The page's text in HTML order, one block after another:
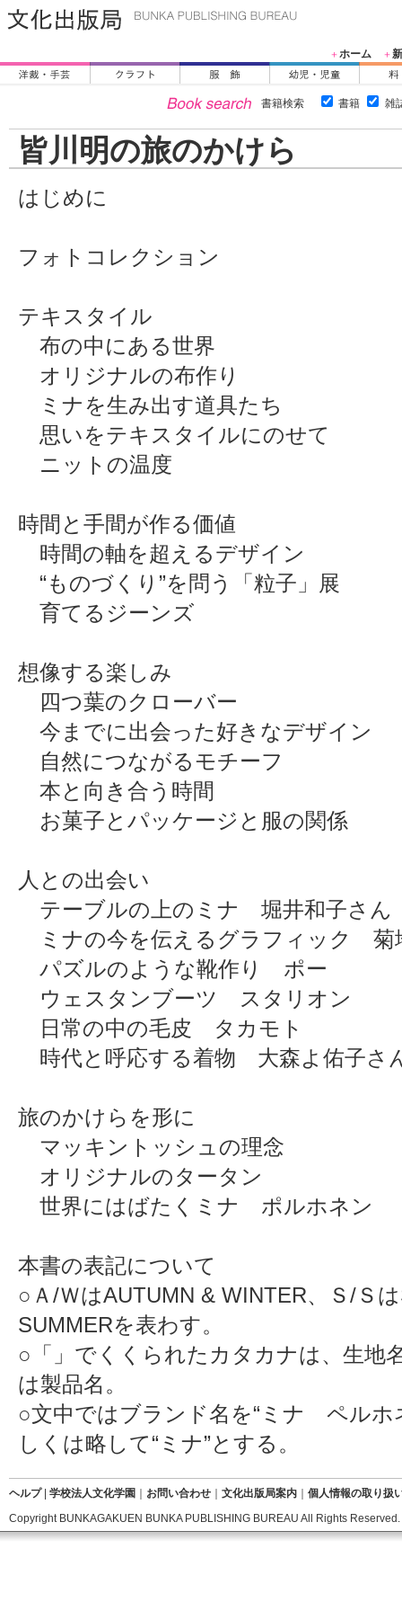
＋ホーム ＋
書籍検索 書籍 雑
皆川明の旅のかけら
はじめに
フォトコレクション
テキスタイル
布の中にある世界
オリジナルの布作り
ミナを生み出す道具たち
思いをテキスタイルにのせて
ニットの温度
時間と手間が作る価値
時間の軸を超えるデザイン
“ものづくり”を問う「粒子」展
育てるジーンズ
想像する楽しみ
四つ葉のクローバー
今までに出会った好きなデザイン
自然につながるモチーフ
本と向き合う時間
お菓子とパッケージと服の関係
人との出会い
テーブルの上のミナ 堀井和子さん
ミナの今を伝えるグラフィック 菊
パズルのような靴作り ポー
ウェスタンブーツ スタリオン
日常の中の毛皮 タカモト
時代と呼応する着物 大森よ佑子さ
旅のかけらを形に
マッキントッシュの理念
オリジナルのタータン
世界にはばたくミナ ポルホネン
本書の表記について
○Ａ/ＷはAUTUMN & WINTER、Ｓ/Ｓ
SUMMERを表わす。
○「」でくくられたカタカナは、生地
は製品名。
○文中ではブランド名を“ミナ ペルホ
しくは略して“ミナ”とする。
ヘルプ| 学校法人文化学園 お問い合わせ 文化出版局案内
個人情報の取り扱
Copyright BUNKAGAKUEN BUNKA PUBLISHING BUREAU All Rights Reserved.